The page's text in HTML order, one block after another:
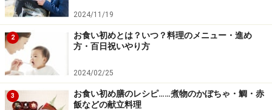
・トッポンチーノはお店で買えるの？
インスタや口コミで話題になっているトッポンチーノで
すが、まだまだデパートやベビー用品店では取り扱いが
ないようです。市販のものを購入される場合はAmazonや
楽天などのネットショップ、手作りの物を購入される場
2024/11/19
2
お食い初めとは？いつ？料理のメニュー・進め
方・百日祝いやり方
2024/02/25
3
お食い初め膳のレシピ……煮物のかぼちゃ・鯛・赤
飯などの献立料理